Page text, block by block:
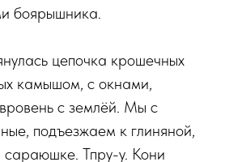
боярышника.
цепочка крошечных
камышом, с окнами,
с землёй. Мы с
подъезжаем к глиняной,
Тпру-у. Кони